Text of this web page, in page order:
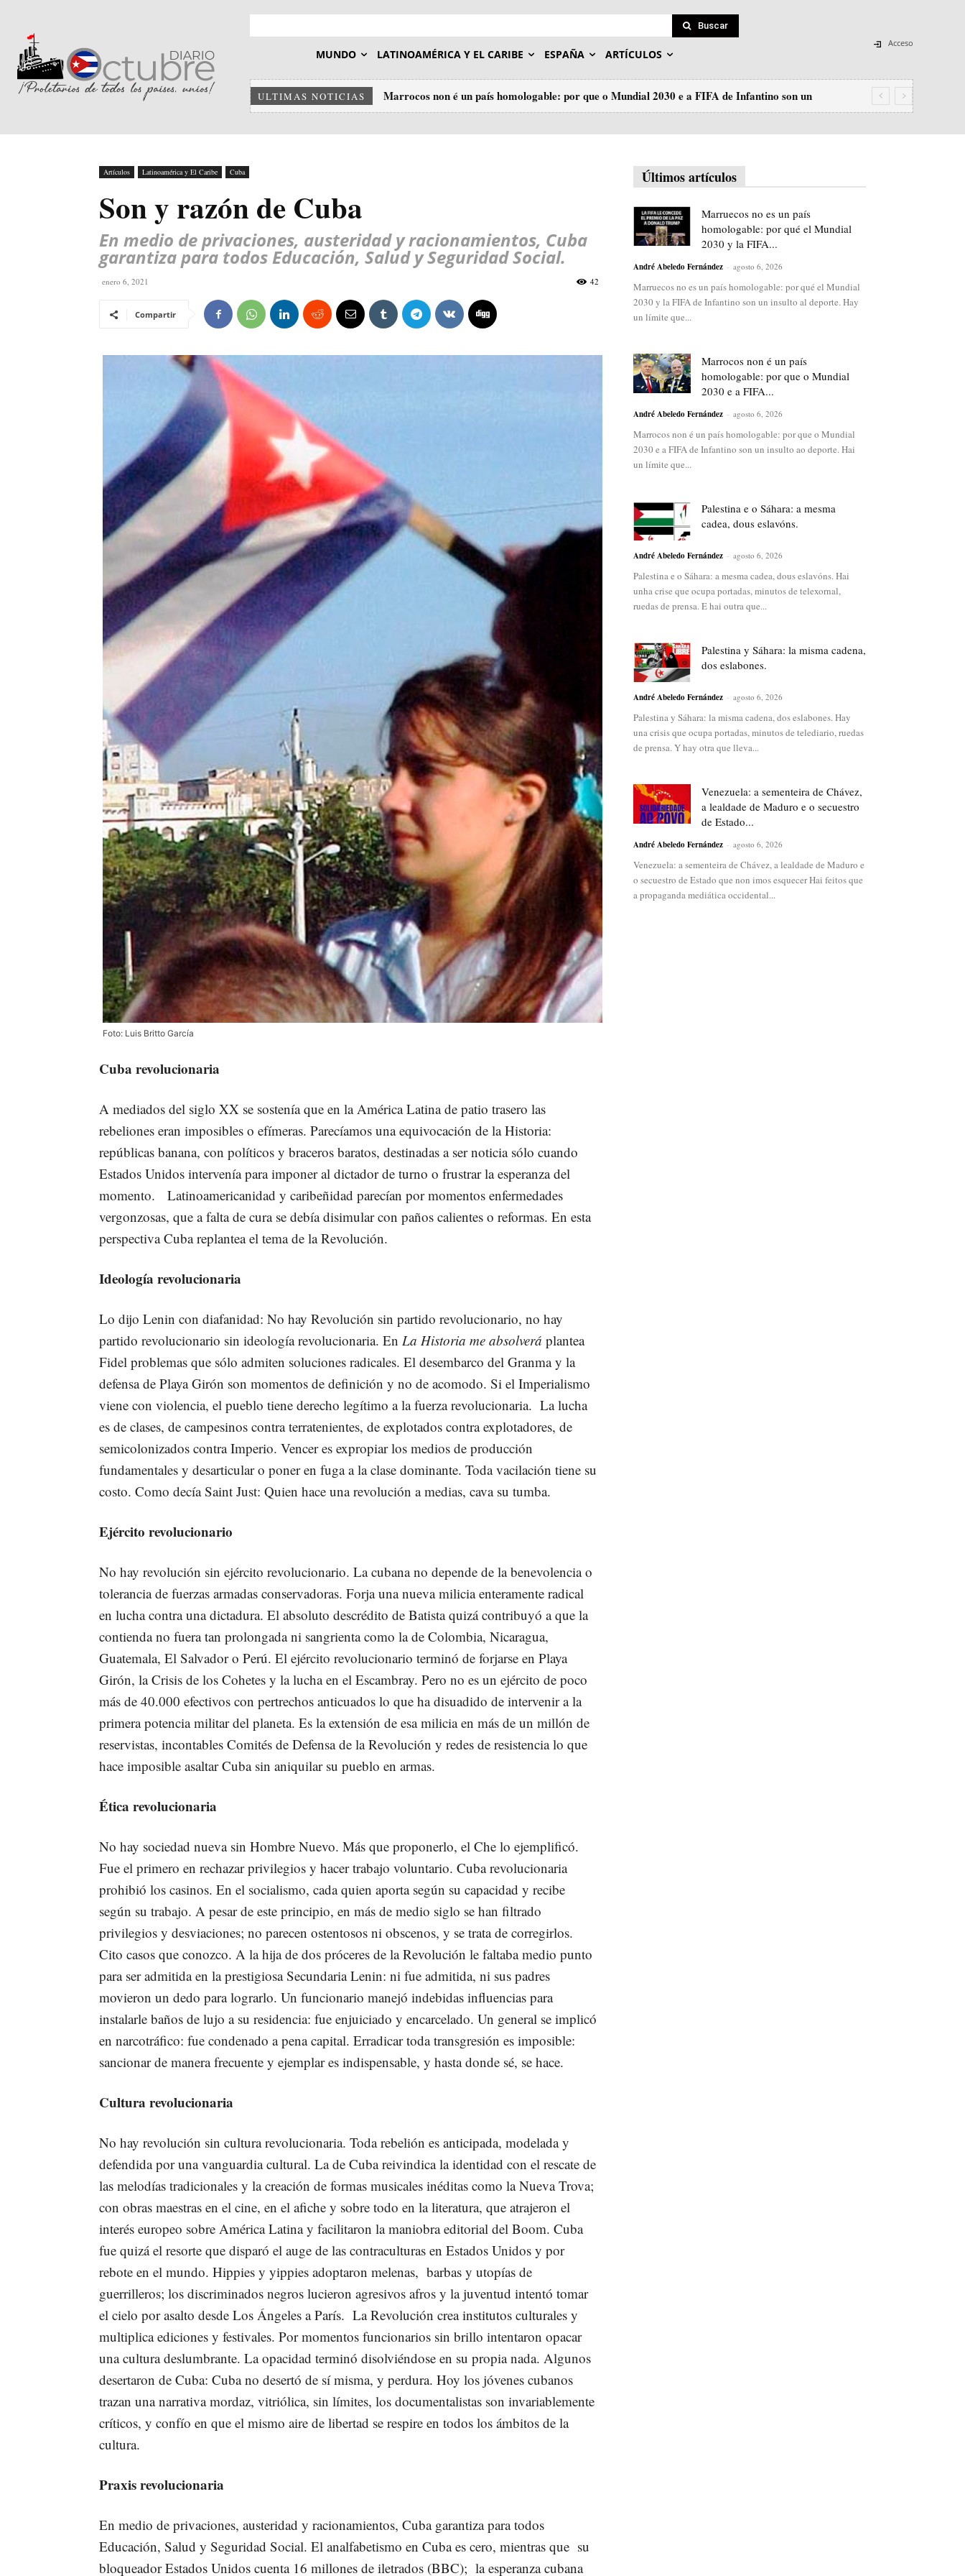
Buscar
MUNDO LATINOAMÉRICA Y EL CARIBE ESPAÑA ARTÍCULOS
Acceso
ULTIMAS NOTICIAS
Marrocos non é un país homologable: por que o Mundial 2030 e a FIFA de Infantino son un
insulto ao deporte.
Palestina e o Sáhara: a mesma cadea, dous eslavóns.
Artículos Latinoamérica y El Caribe Cuba
Son y razón de Cuba
En medio de privaciones, austeridad y racionamientos, Cuba
garantiza para todos Educación, Salud y Seguridad Social.
enero 6, 2021 42
Compartir
Foto: Luis Britto García
Cuba revolucionaria
A mediados del siglo XX se sostenía que en la América Latina de patio trasero las
rebeliones eran imposibles o efímeras. Parecíamos una equivocación de la Historia:
repúblicas banana, con políticos y braceros baratos, destinadas a ser noticia sólo cuando
Estados Unidos intervenía para imponer al dictador de turno o frustrar la esperanza del
momento. Latinoamericanidad y caribeñidad parecían por momentos enfermedades
vergonzosas, que a falta de cura se debía disimular con paños calientes o reformas. En esta
perspectiva Cuba replantea el tema de la Revolución.
Ideología revolucionaria
Lo dijo Lenin con diafanidad: No hay Revolución sin partido revolucionario, no hay
partido revolucionario sin ideología revolucionaria. En La Historia me absolverá plantea
Fidel problemas que sólo admiten soluciones radicales. El desembarco del Granma y la
defensa de Playa Girón son momentos de definición y no de acomodo. Si el Imperialismo
viene con violencia, el pueblo tiene derecho legítimo a la fuerza revolucionaria. La lucha
es de clases, de campesinos contra terratenientes, de explotados contra explotadores, de
semicolonizados contra Imperio. Vencer es expropiar los medios de producción
fundamentales y desarticular o poner en fuga a la clase dominante. Toda vacilación tiene su
costo. Como decía Saint Just­­: Quien hace una revolución a medias, cava su tumba.
Ejército revolucionario
No hay revolución sin ejército revolucionario. La cubana no depende de la benevolencia o
tolerancia de fuerzas armadas conservadoras. Forja una nueva milicia enteramente radical
en lucha contra una dictadura. El absoluto descrédito de Batista quizá contribuyó a que la
contienda no fuera tan prolongada ni sangrienta como la de Colombia, Nicaragua,
Guatemala, El Salvador o Perú. El ejército revolucionario terminó de forjarse en Playa
Girón, la Crisis de los Cohetes y la lucha en el Escambray. Pero no es un ejército de poco
más de 40.000 efectivos con pertrechos anticuados lo que ha disuadido de intervenir a la
primera potencia militar del planeta. Es la extensión de esa milicia en más de un millón de
reservistas, incontables Comités de Defensa de la Revolución y redes de resistencia lo que
hace imposible asaltar Cuba sin aniquilar su pueblo en armas.
Ética revolucionaria
No hay sociedad nueva sin Hombre Nuevo. Más que proponerlo, el Che lo ejemplificó.
Fue el primero en rechazar privilegios y hacer trabajo voluntario. Cuba revolucionaria
prohibió los casinos. En el socialismo, cada quien aporta según su capacidad y recibe
según su trabajo. A pesar de este principio, en más de medio siglo se han filtrado
privilegios y desviaciones; no parecen ostentosos ni obscenos, y se trata de corregirlos.
Cito casos que conozco. A la hija de dos próceres de la Revolución le faltaba medio punto
para ser admitida en la prestigiosa Secundaria Lenin: ni fue admitida, ni sus padres
movieron un dedo para lograrlo. Un funcionario manejó indebidas influencias para
instalarle baños de lujo a su residencia: fue enjuiciado y encarcelado. Un general se implicó
en narcotráfico: fue condenado a pena capital. Erradicar toda transgresión es imposible:
sancionar de manera frecuente y ejemplar es indispensable, y hasta donde sé, se hace.
Cultura revolucionaria
No hay revolución sin cultura revolucionaria. Toda rebelión es anticipada, modelada y
defendida por una vanguardia cultural. La de Cuba reivindica la identidad con el rescate de
las melodías tradicionales y la creación de formas musicales inéditas como la Nueva Trova;
con obras maestras en el cine, en el afiche y sobre todo en la literatura, que atrajeron el
interés europeo sobre América Latina y facilitaron la maniobra editorial del Boom. Cuba
fue quizá el resorte que disparó el auge de las contraculturas en Estados Unidos y por
rebote en el mundo. Hippies y yippies adoptaron melenas, barbas y utopías de
guerrilleros; los discriminados negros lucieron agresivos afros y la juventud intentó tomar
el cielo por asalto desde Los Ángeles a París. La Revolución crea institutos culturales y
multiplica ediciones y festivales. Por momentos funcionarios sin brillo intentaron opacar
una cultura deslumbrante. La opacidad terminó disolviéndose en su propia nada. Algunos
desertaron de Cuba: Cuba no desertó de sí misma, y perdura. Hoy los jóvenes cubanos
trazan una narrativa mordaz, vitriólica, sin límites, los documentalistas son invariablemente
críticos, y confío en que el mismo aire de libertad se respire en todos los ámbitos de la
cultura.
Praxis revolucionaria
En medio de privaciones, austeridad y racionamientos, Cuba garantiza para todos
Educación, Salud y Seguridad Social. El analfabetismo en Cuba es cero, mientras que su
bloqueador Estados Unidos cuenta 16 millones de iletrados (BBC); la esperanza cubana
Últimos artículos
Marruecos no es un país
homologable: por qué el Mundial
2030 y la FIFA...
André Abeledo Fernández - agosto 6, 2026
Marruecos no es un país homologable: por qué el Mundial
2030 y la FIFA de Infantino son un insulto al deporte. Hay
un límite que...
Marrocos non é un país
homologable: por que o Mundial
2030 e a FIFA...
André Abeledo Fernández - agosto 6, 2026
Marrocos non é un país homologable: por que o Mundial
2030 e a FIFA de Infantino son un insulto ao deporte. Hai
un límite que...
Palestina e o Sáhara: a mesma
cadea, dous eslavóns.
André Abeledo Fernández - agosto 6, 2026
Palestina e o Sáhara: a mesma cadea, dous eslavóns. Hai
unha crise que ocupa portadas, minutos de telexornal,
ruedas de prensa. E hai outra que...
Palestina y Sáhara: la misma cadena,
dos eslabones.
André Abeledo Fernández - agosto 6, 2026
Palestina y Sáhara: la misma cadena, dos eslabones. Hay
una crisis que ocupa portadas, minutos de telediario, ruedas
de prensa. Y hay otra que lleva...
Venezuela: a sementeira de Chávez,
a lealdade de Maduro e o secuestro
de Estado...
André Abeledo Fernández - agosto 6, 2026
Venezuela: a sementeira de Chávez, a lealdade de Maduro e
o secuestro de Estado que non imos esquecer Hai feitos que
a propaganda mediática occidental...